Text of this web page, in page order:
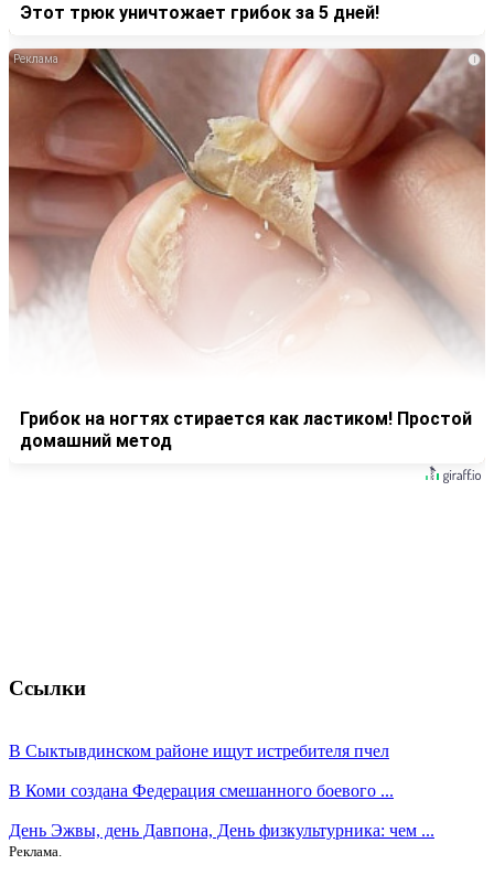
Этот трюк уничтожает грибок за 5 дней!
i
Грибок на ногтях стирается как ластиком! Простой
домашний метод
Ссылки
В Сыктывдинском районе ищут истребителя пчел
В Коми создана Федерация смешанного боевого ...
День Эжвы, день Давпона, День физкультурника: чем ...
Реклама.